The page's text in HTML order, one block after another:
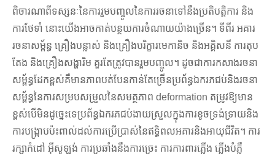
ពិចារណាពីទស្សនៈនៃការរួមបញ្ចូលនៃការរចនាទៅនឹងប្រតិបត្តិការ និង
ការថែទាំ នោះយើងអាចកាត់បន្ថយការចំណាយយ៉ាងច្រើន។ ទីពីរ អគារ
រចនាសម្ព័ន្ធ គ្រឿងបន្លាស់ និងគ្រឿងបរិក្ខារមេកានិច និងអគ្គិសនី ការតុប
តែង និងគ្រឿងសង្ហារិម គួរតែត្រូវបានរួមបញ្ចូល។ ដូចជាការកសាងរចនា
សម្ព័ន្ធដែកខ្ពស់គឺមានភាពបត់បែនកាន់តែច្រើនប្រព័ន្ធឯករភជប់និងរចនា
សម្ព័ន្ធនៃការសម្របសម្រួលនៃសមត្ថភាព deformation តម្រូវឱ្យមាន
ខ្ពស់បើមិនដូច្នេះទេប្រព័ន្ធឯករភជប់ងាយស្រួលក្នុងការខូចទ្រង់ទ្រាយនិង
ការបង្ក្រាបប៉ះពាល់ដល់ការប្រើប្រាស់នៃឥទ្ធិពលអគារនិងអាយុជីវិត។ ការ
រក្សាកំដៅ អ៊ីសូឡង់ ការប្រឆាំងនឹងការច្រេះ ការការពារភ្លើង ភ្លើងបំភ្លឺ